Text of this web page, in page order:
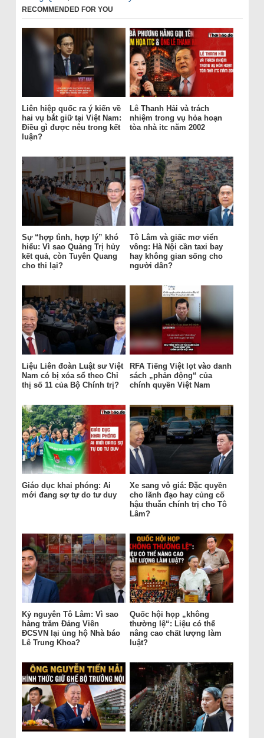
RECOMMENDED FOR YOU
Liên hiệp quốc ra ý kiến về
hai vụ bắt giữ tại Việt Nam:
Điều gì được nêu trong kết
luận?
Lê Thanh Hải và trách
nhiệm trong vụ hỏa hoạn
tòa nhà itc năm 2002
Sự “hợp tình, hợp lý” khó
hiểu: Vì sao Quảng Trị hủy
kết quả, còn Tuyên Quang
cho thi lại?
Tô Lâm và giấc mơ viển
vông: Hà Nội cần taxi bay
hay không gian sống cho
người dân?
Liệu Liên đoàn Luật sư Việt
Nam có bị xóa sổ theo Chỉ
thị số 11 của Bộ Chính trị?
RFA Tiếng Việt lọt vào danh
sách „phản động“ của
chính quyền Việt Nam
Giáo dục khai phóng: Ai
mới đang sợ tự do tư duy
Xe sang vô giá: Đặc quyền
cho lãnh đạo hay củng cố
hậu thuẫn chính trị cho Tô
Lâm?
Kỷ nguyên Tô Lâm: Vì sao
hàng trăm Đảng Viên
ĐCSVN lại ủng hộ Nhà báo
Lê Trung Khoa?
Quốc hội họp „không
thường lệ“: Liệu có thể
nâng cao chất lượng làm
luật?